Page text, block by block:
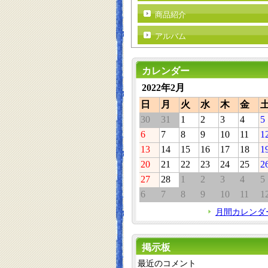
商品紹介
アルバム
カレンダー
2022年2月
日
月 火 水 木 金
30
31 1 2 3 4
5
6
7 8 9 10 11
13
14 15 16 17 18
20
21 22 23 24 25
27
28 1 2 3 4
5
6
7 8 9 10 11
月間カレンダ
掲示板
最近のコメント